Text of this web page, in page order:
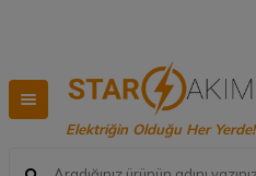
Elektriğin Olduğu Her Yerde!